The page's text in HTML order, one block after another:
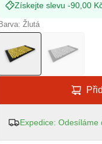
Získejte slevu -90,00
Barva: Žlutá
Expedice: Odesíláme